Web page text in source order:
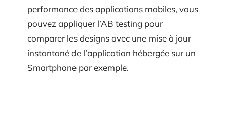
performance des applications mobiles, vous
pouvez appliquer l’AB testing pour
comparer les designs avec une mise à jour
instantané de l’application hébergée sur un
Smartphone par exemple.